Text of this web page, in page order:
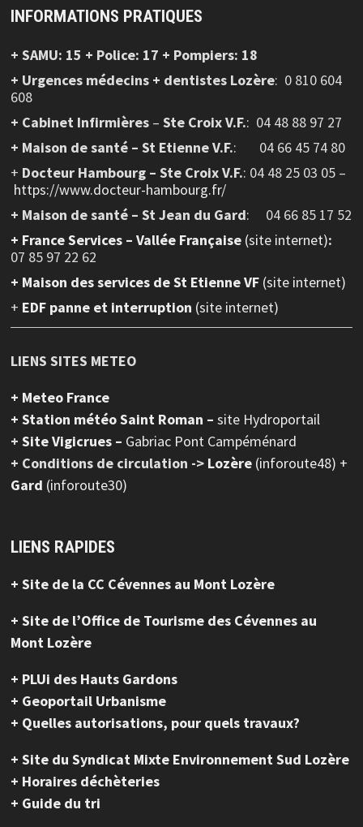
INFORMATIONS PRATIQUES
+ SAMU: 15 + Police: 17 + Pompiers: 18
+ Urgences médecins + dentistes Lozère: 0 810 604
608
+ Cabinet Infirmières– Ste Croix V.F.: 04 48 88 97 27
+ Maison de santé – St Etienne V.F.: 04 66 45 74 80
+ Docteur Hambourg – Ste Croix V.F.: 04 48 25 03 05 –
https://www.docteur-hambourg.fr/
+ Maison de santé – St Jean du Gard: 04 66 85 17 52
+ France Services – Vallée Française (site internet):
07 85 97 22 62
+ Maison des services de St Etienne VF (site internet)
+ EDF panne et interruption (site internet)
LIENS SITES METEO
+ Meteo France
+ Station météo Saint Roman – site Hydroportail
+ Site Vigicrues – Gabriac Pont Campéménard
+ Conditions de circulation -> Lozère (inforoute48) +
Gard (inforoute30)
LIENS RAPIDES
+ Site de la CC Cévennes au Mont Lozère
+ Site de l’Office de Tourisme des Cévennes au
Mont Lozère
+ PLUi des Hauts Gardons
+ Geoportail Urbanisme
+ Quelles autorisations, pour quels travaux?
+ Site du Syndicat Mixte Environnement Sud Lozère
+ Horaires déchèteries
+ Guide du tri